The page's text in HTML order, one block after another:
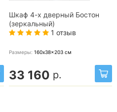
Шкаф 4-х дверный Бостон
(зеркальный)
1 отзыв
Размеры: 160x38x203 см
33 160 р.